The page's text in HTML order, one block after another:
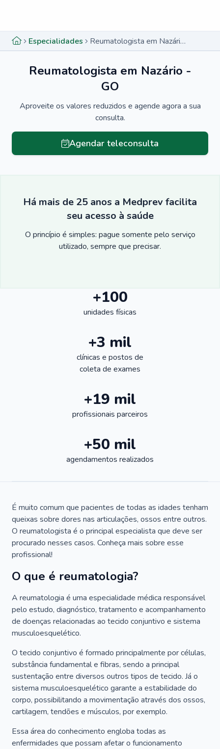
Especialidades Reumatologista em Nazário - GO
Reumatologista em Nazário -
GO
Aproveite os valores reduzidos e agende agora a sua
consulta.
Agendar teleconsulta
Há mais de 25 anos a Medprev facilita
seu acesso à saúde
O princípio é simples: pague somente pelo serviço
utilizado, sempre que precisar.
+100
unidades físicas
+3 mil
clínicas e postos de
coleta de exames
+19 mil
profissionais parceiros
+50 mil
agendamentos realizados
É muito comum que pacientes de todas as idades tenham
queixas sobre dores nas articulações, ossos entre outros.
O reumatologista é o principal especialista que deve ser
procurado nesses casos. Conheça mais sobre esse
profissional!
O que é reumatologia?
A reumatologia é uma especialidade médica responsável
pelo estudo, diagnóstico, tratamento e acompanhamento
de doenças relacionadas ao tecido conjuntivo e sistema
musculoesquelético.
O tecido conjuntivo é formado principalmente por células,
substância fundamental e fibras, sendo a principal
sustentação entre diversos outros tipos de tecido. Já o
sistema musculoesquelético garante a estabilidade do
corpo, possibilitando a movimentação através dos ossos,
cartilagem, tendões e músculos, por exemplo.
Essa área do conhecimento engloba todas as
enfermidades que possam afetar o funcionamento